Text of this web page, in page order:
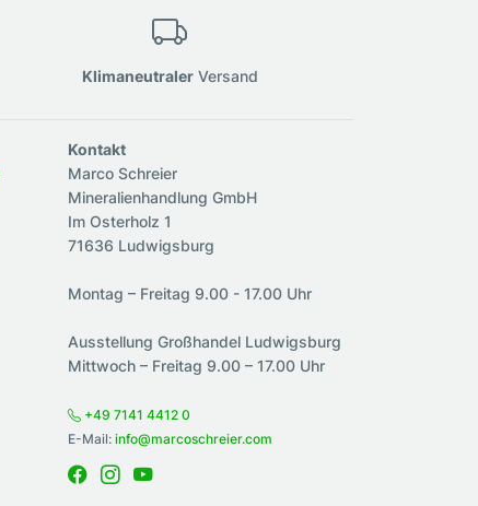
KlimaneutralerVersand
Kontakt
Marco Schreier
Mineralienhandlung GmbH
Im Osterholz 1
71636 Ludwigsburg
Montag – Freitag 9.00 - 17.00 Uhr
Ausstellung Großhandel Ludwigsburg
Mittwoch – Freitag 9.00 – 17.00 Uhr
+49 7141 4412 0
E-Mail: info@marcoschreier.com